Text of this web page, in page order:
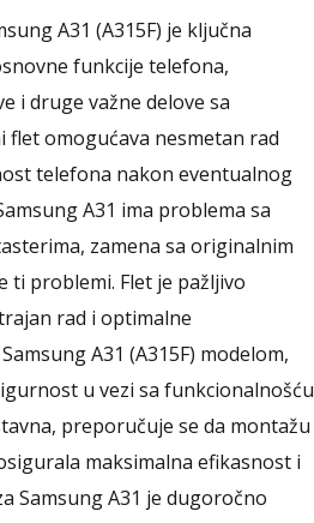
A31 (A315F) je ključna
funkcije telefona,
i druge važne delove sa
flet omogućava nesmetan rad
telefona nakon eventualnog
A31 ima problema sa
zamena sa originalnim
ti problemi. Flet je pažljivo
rad i optimalne
A31 (A315F) modelom,
u vezi sa funkcionalnošću
preporučuje se da montažu
maksimalna efikasnost i
Samsung A31 je dugoročno